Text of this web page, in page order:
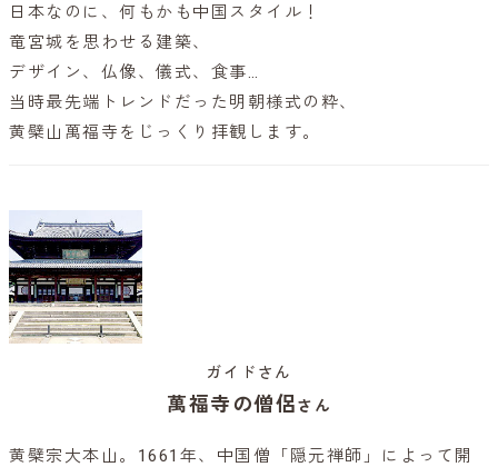
日本なのに、何もかも中国スタイル！
竜宮城を思わせる建築、
デザイン、仏像、儀式、食事…
当時最先端トレンドだった明朝様式の粋、
黄檗山萬福寺をじっくり拝観します。
ガイドさん
萬福寺の僧侶さん
黄檗宗大本山。1661年、中国僧「隠元禅師」によって開